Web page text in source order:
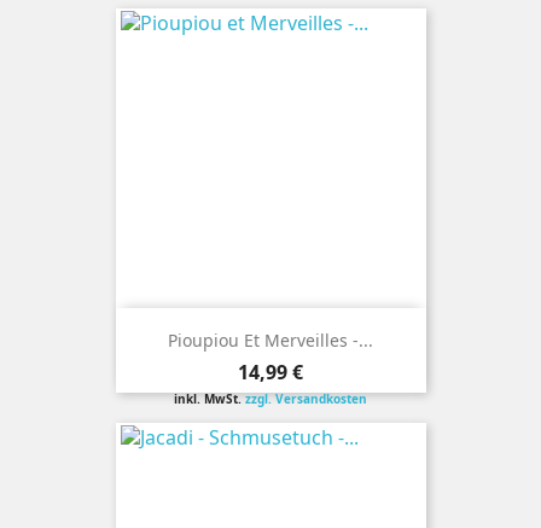
Pioupiou Et Merveilles -...
Preis
14,99 €
inkl. MwSt.zzgl. Versandkosten